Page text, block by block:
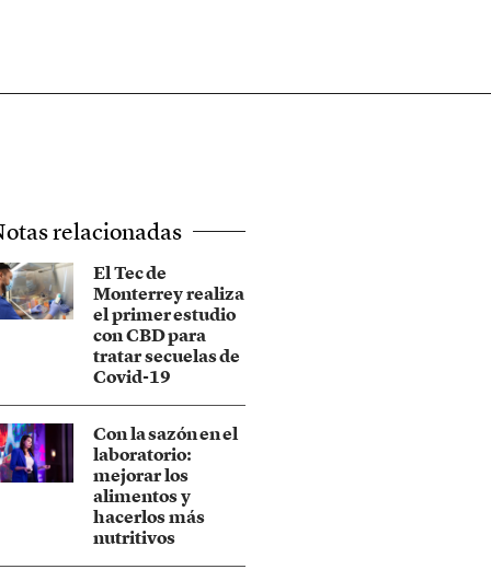
relacionadas
El Tec de
Monterrey realiza
el primer estudio
con CBD para
tratar secuelas de
Covid-19
Con la sazón en el
laboratorio:
mejorar los
alimentos y
hacerlos más
nutritivos